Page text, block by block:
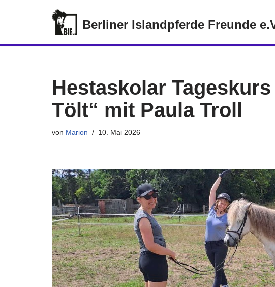
Berliner Islandpferde Freunde
Hestaskolar
Tölt“ mit Paula Troll
von Marion 10. Mai 2026